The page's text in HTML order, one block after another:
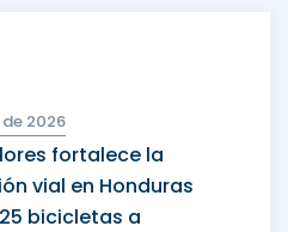
de 2026
fortalece la
vial en Honduras
bicicletas a